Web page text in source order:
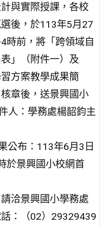
與實際授課，各校
後，於113年5月27
時前，將「跨領域自
」（附件一）及
習方案教學成果簡
章後，送景興國小
人：學務處楊韶鈞主
公布：113年6月3日
於景興國小校網首
洽景興國小學務處
：（02）29329439